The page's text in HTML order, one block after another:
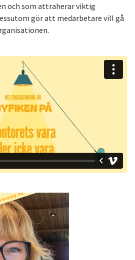
och som attraherar viktig
gör att medarbetare vill gå